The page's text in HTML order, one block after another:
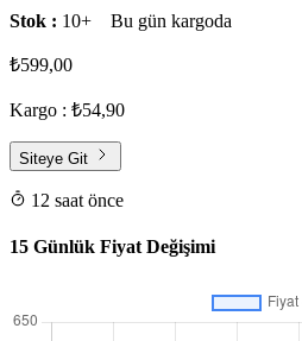
Stok : 10+ Bu gün kargoda
₺599,00
Kargo : ₺54,90
Siteye Git
12 saat önce
15 Günlük Fiyat Değişimi